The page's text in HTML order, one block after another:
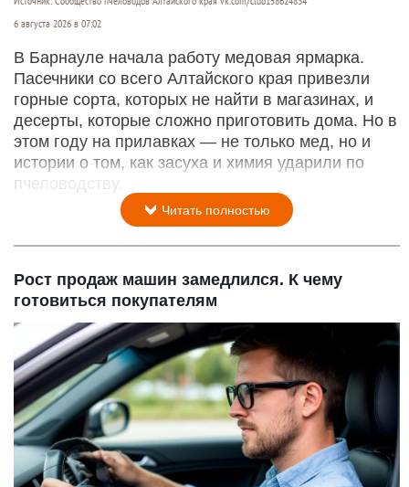
6 августа 2026 в 07:02
В Барнауле начала работу медовая ярмарка.
Пасечники со всего Алтайского края привезли
горные сорта, которых не найти в магазинах, и
десерты, которые сложно приготовить дома. Но в
этом году на прилавках — не только мед, но и
истории о том, как засуха и химия ударили по
пчеловодству.
Читать полностью
Рост продаж машин замедлился. К чему
готовиться покупателям